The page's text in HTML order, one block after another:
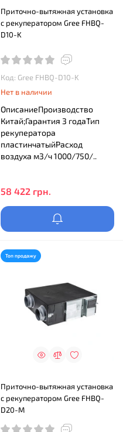
Приточно-вытяжная установка
с рекуператором Gree FHBQ-
D10-K
Код: Gree FHBQ-D10-K
Нет в наличии
ОписаниеПроизводство
Китай;Гарантия 3 годаТип
рекуператора
пластинчатыйРасход
воздуха м3/ч 1000/750/..
58 422 грн.
Топ продажу
Приточно-вытяжная установка
с рекуператором Gree FHBQ-
D20-M